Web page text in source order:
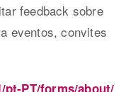
feedback sobre
eventos, convites
PT/forms/about/